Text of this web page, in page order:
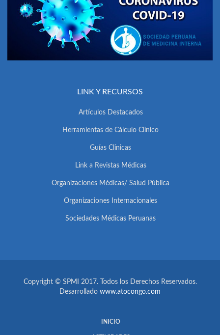
LINK Y RECURSOS
Artículos Destacados
Herramientas de Cálculo Clínico
Guías Clínicas
Link a Revistas Médicas
Organizaciones Médicas/ Salud Pública
Organizaciones Internacionales
Sociedades Médicas Peruanas
Copyright © SPMI 2017. Todos los Derechos Reservados.
Desarrollado www.atocongo.com
INICIO